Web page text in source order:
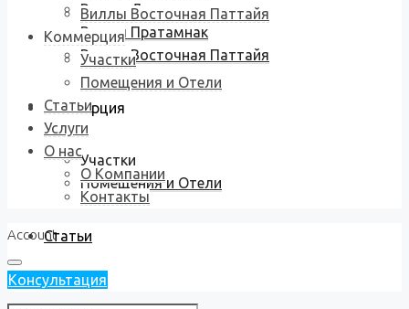
Виллы Джомтьен
Виллы Пратамнак
Виллы Восточная Паттайя
Коммерция
Участки
Помещения и Отели
Статьи
Виллы Восточная Паттайя
Коммерция
Участки
Помещения и Отели
Статьи
Услуги
О нас
О Компании
Контакты
Account
Консультация